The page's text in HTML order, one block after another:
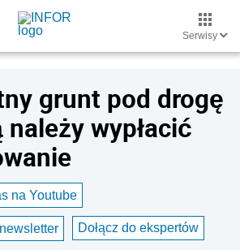
Serwisy
grunt pod drogę
wypłacić
na Youtube
Dołącz do ekspertów